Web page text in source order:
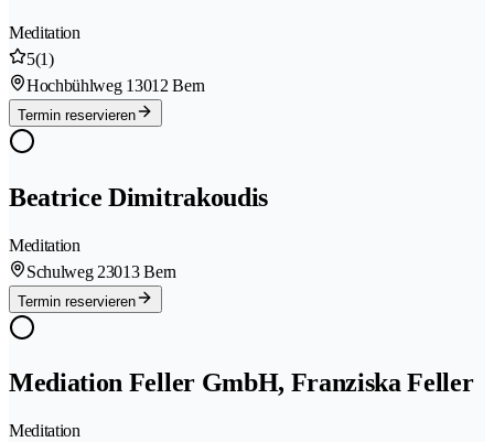
Meditation
5(1)
Hochbühlweg 13012 Bern
Termin reservieren
Beatrice Dimitrakoudis
Meditation
Schulweg 23013 Bern
Termin reservieren
Mediation Feller GmbH, Franziska Feller
Meditation